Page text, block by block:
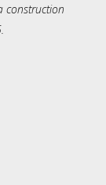
construction